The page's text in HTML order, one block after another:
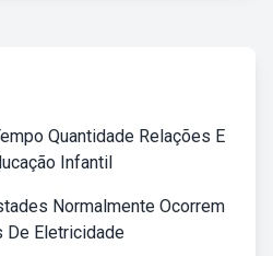
Quantidade Relações E
Infantil
Normalmente Ocorrem
De Eletricidade